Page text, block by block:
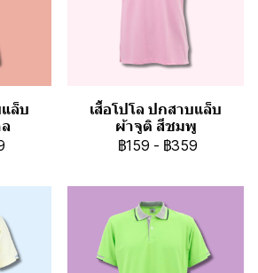
ล็บ
เสื้อโปโล ปกสาบแล็บ
ผ้าจูติ สีชมพู
฿159 - ฿359